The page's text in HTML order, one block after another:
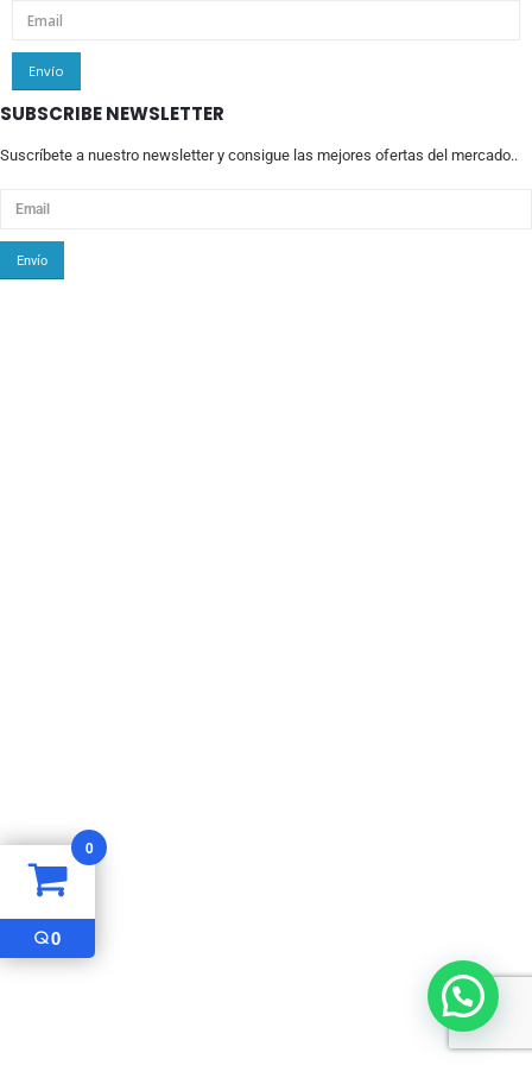
SUBSCRIBE NEWSLETTER
Suscríbete a nuestro newsletter y consigue las mejores ofertas del mercado..
0
Q0